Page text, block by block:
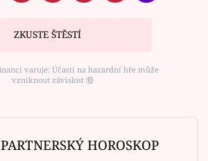
ZKUSTE ŠTĚSTÍ
varuje: Účastí na hazardní hře může
vzniknout závislost ⑱
PARTNERSKÝ HOROSKOP